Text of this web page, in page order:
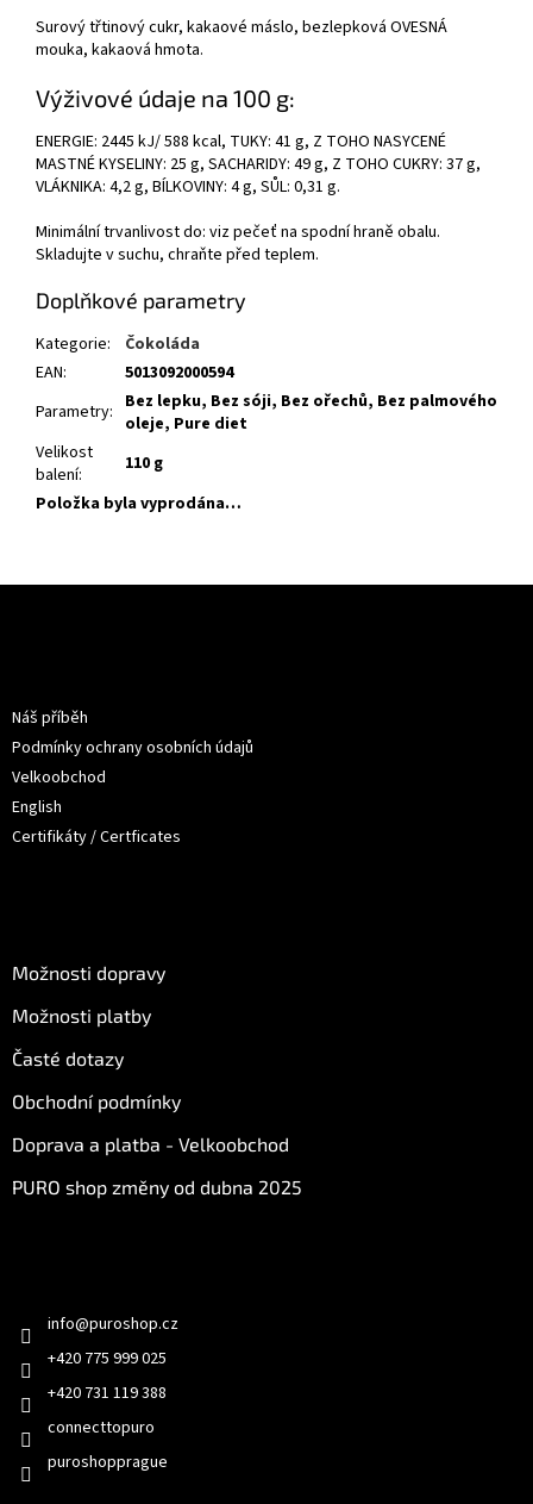
Surový třtinový cukr, kakaové máslo, bezlepková OVESNÁ
mouka, kakaová hmota.
Výživové údaje na 100 g:
ENERGIE: 2445 kJ/ 588 kcal, TUKY: 41 g, Z TOHO NASYCENÉ
MASTNÉ KYSELINY: 25 g, SACHARIDY: 49 g, Z TOHO CUKRY: 37 g,
VLÁKNIKA: 4,2 g, BÍLKOVINY: 4 g, SŮL: 0,31 g.
Minimální trvanlivost do: viz pečeť na spodní hraně obalu.
Skladujte v suchu, chraňte před teplem.
Doplňkové parametry
Kategorie:
Čokoláda
EAN:
5013092000594
Parametry: Bez lepku, Bez sóji, Bez ořechů, Bez palmového
oleje, Pure diet
Velikost
balení:
110 g
Položka byla vyprodána…
Náš příběh
Podmínky ochrany osobních údajů
Velkoobchod
English
Certifikáty / Certficates
Možnosti dopravy
Možnosti platby
Časté dotazy
Obchodní podmínky
Doprava a platba - Velkoobchod
PURO shop změny od dubna 2025
info@puroshop.cz
+420 775 999 025
+420 731 119 388
connecttopuro
puroshopprague